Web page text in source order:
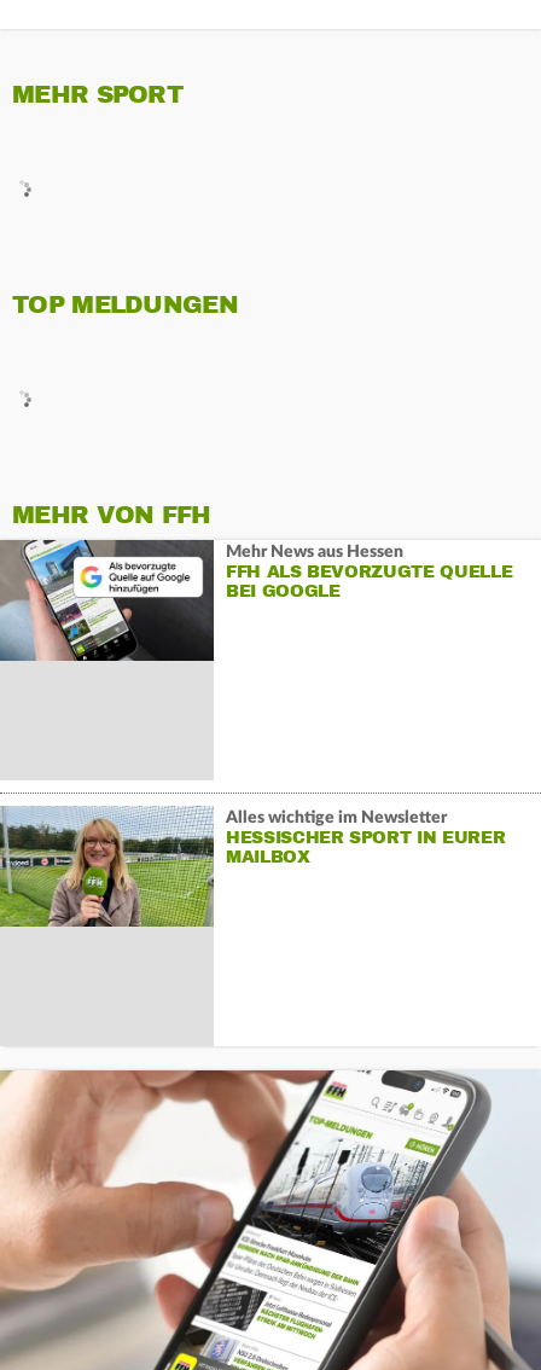
MEHR SPORT
TOP MELDUNGEN
MEHR VON FFH
Mehr News aus Hessen
FFH ALS BEVORZUGTE QUELLE
BEI GOOGLE
Alles wichtige im Newsletter
HESSISCHER SPORT IN EURER
MAILBOX